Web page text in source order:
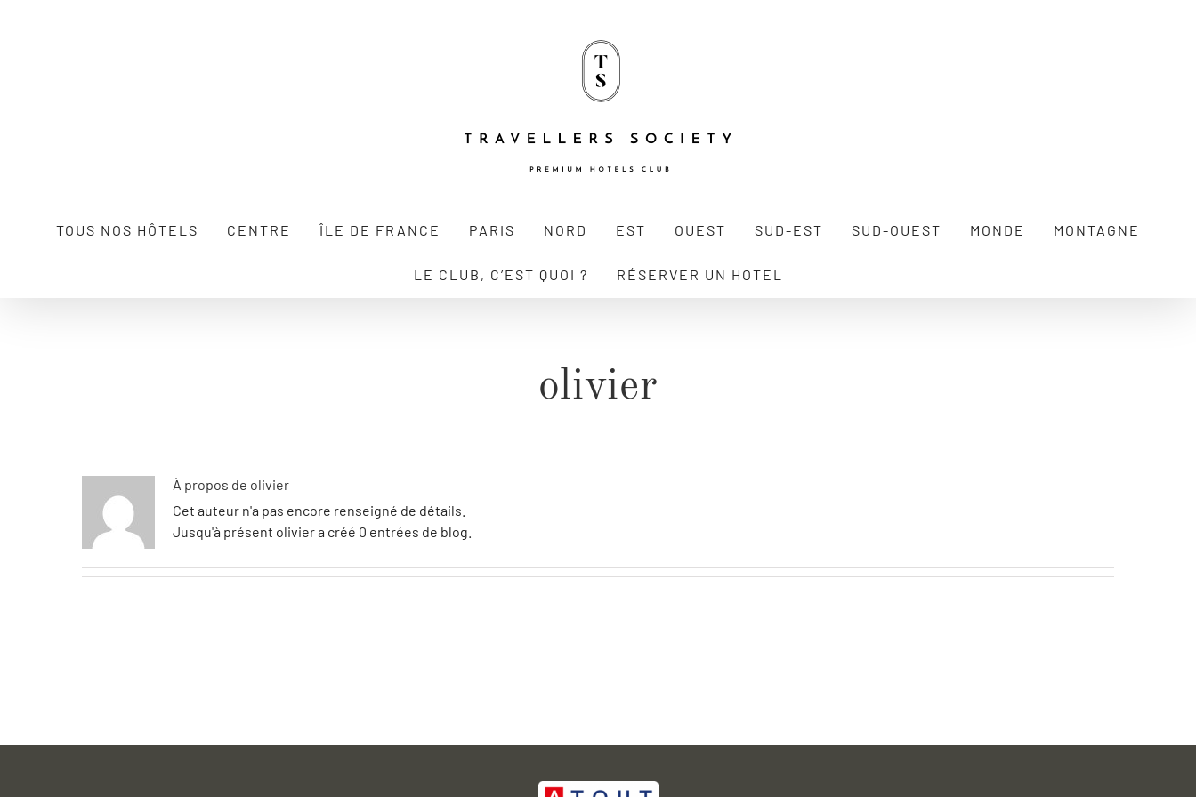
TOUS NOS HÔTELS CENTRE ÎLE DE FRANCE PARIS NORD EST OUEST SUD-EST SUD-OUEST MONDE MONTAGNE
LE CLUB, C’EST QUOI ? RÉSERVER UN HOTEL
olivier
À propos de olivier
Cet auteur n'a pas encore renseigné de détails.
Jusqu'à présent olivier a créé 0 entrées de blog.